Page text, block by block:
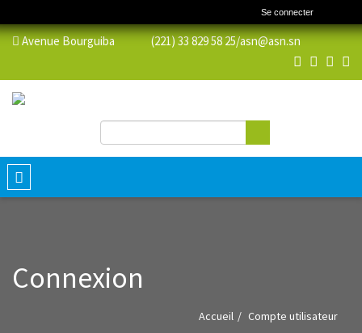
Se connecter
Avenue Bourguiba (221) 33 829 58 25/asn@asn.sn
Formulaire de recherche
Toggle
navigation
Connexion
Accueil Compte utilisateur